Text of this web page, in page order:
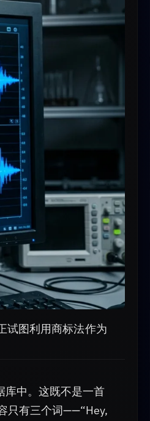
试图利用商标法作为
库中。这既不是一首
只有三个词——“Hey,